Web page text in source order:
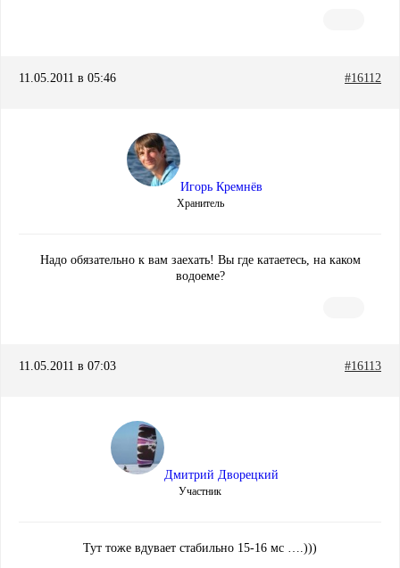
11.05.2011 в 05:46 #16112
Игорь Кремнёв
Хранитель
Надо обязательно к вам заехать! Вы где катаетесь, на каком
водоеме?
11.05.2011 в 07:03 #16113
Дмитрий Дворецкий
Участник
Тут тоже вдувает стабильно 15-16 мс ….)))